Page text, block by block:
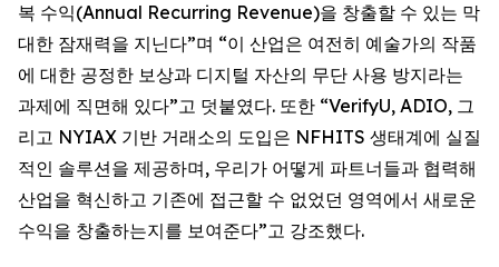
복 수익(Annual Recurring Revenue)을 창출할 수 있는 막
대한 잠재력을 지닌다”며 “이 산업은 여전히 예술가의 작품
에 대한 공정한 보상과 디지털 자산의 무단 사용 방지라는
과제에 직면해 있다”고 덧붙였다. 또한 “VerifyU, ADIO, 그
리고 NYIAX 기반 거래소의 도입은 NFHITS 생태계에 실질
적인 솔루션을 제공하며, 우리가 어떻게 파트너들과 협력해
산업을 혁신하고 기존에 접근할 수 없었던 영역에서 새로운
수익을 창출하는지를 보여준다”고 강조했다.